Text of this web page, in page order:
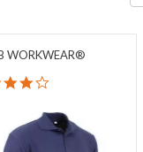
WORKWEAR®
4.1 star rating